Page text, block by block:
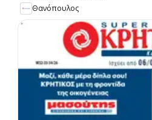
Θανόπουλος